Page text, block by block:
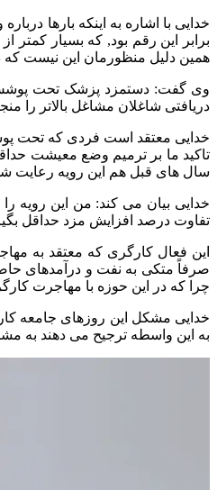
برابر این رقم بود, که بسیار
همین دلیل منظورمان این نیست که
وی گفت: دستمزد پزشک تحت پوشش
دریافتی شاغلان مشاغل بالاتر
خدایی معتقد است فردی که تحت
سال های قبل هم این رویه رعایت
خدایی بیان می کند: من این رویه
تفاوت درصد افزایش مزد حداقل
این فعال کارگری که معتقد به
صرفاً متکی به نفت و درآمدهای
چرا که در این حوزه با مهاجرت
خدایی مشکل این روزهای جامعه
به این واسطه ترجیح می دهند به